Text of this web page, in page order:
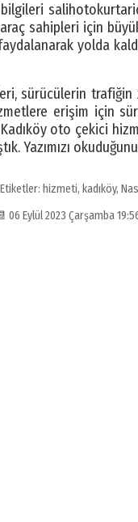
sahipleri için
yolda
sürücülerin trafiğin
erişim için
oto çekici
Yazımızı
Etiketler: hizmeti, kadıköy,
06 Eylül 2023 Çarşamba